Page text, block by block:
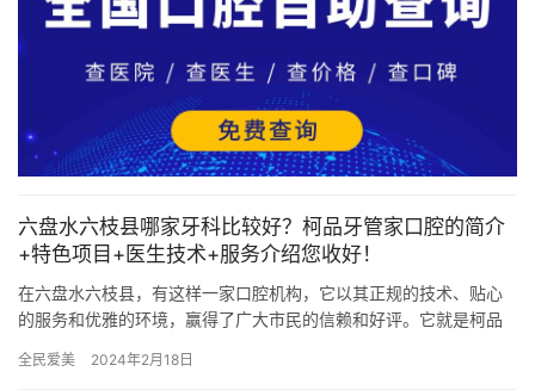
六盘水六枝县哪家牙科比较好？柯品牙管家口腔的简介
+特色项目+医生技术+服务介绍您收好！
在六盘水六枝县，有这样一家口腔机构，它以其正规的技术、贴心
的服务和优雅的环境，赢得了广大市民的信赖和好评。它就是柯品
构。今…
全民爱美 2024年2月18日